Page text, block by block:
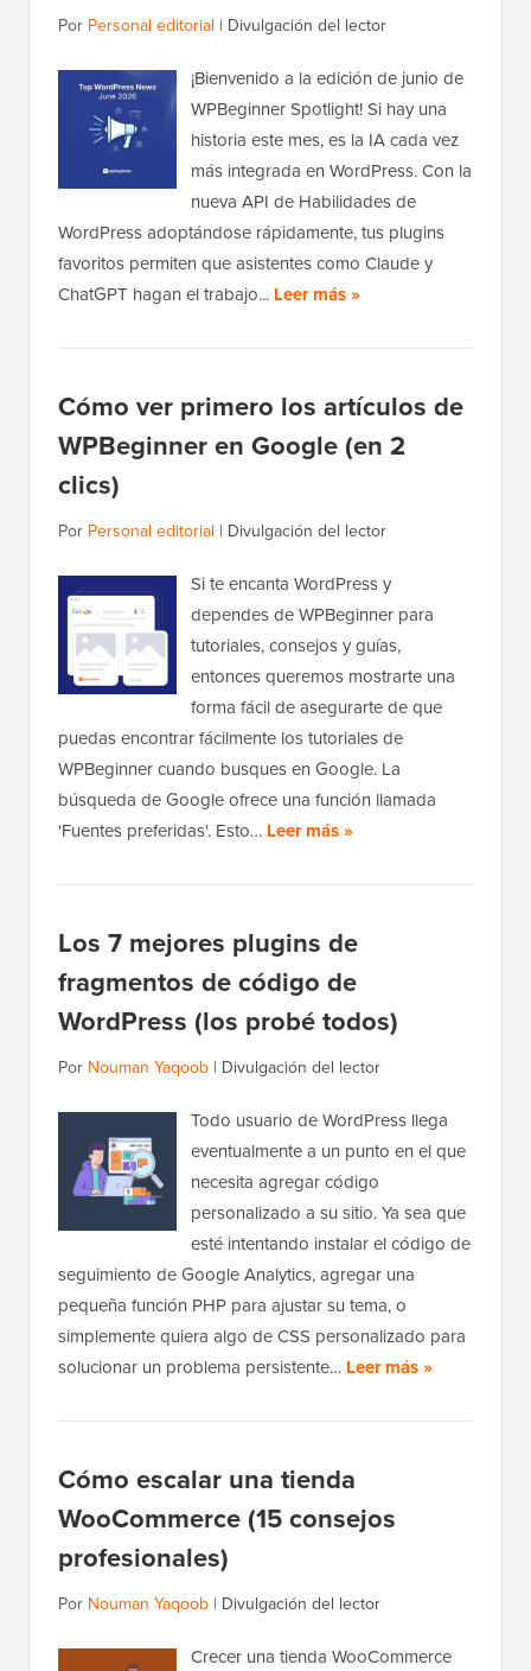
Por Personal editorial | Divulgación del lector
¡Bienvenido a la edición de junio de
WPBeginner Spotlight! Si hay una
historia este mes, es la IA cada vez
más integrada en WordPress. Con la
nueva API de Habilidades de
WordPress adoptándose rápidamente, tus plugins
favoritos permiten que asistentes como Claude y
ChatGPT hagan el trabajo... Leer más »
Cómo ver primero los artículos de
WPBeginner en Google (en 2
clics)
Por Personal editorial | Divulgación del lector
Si te encanta WordPress y
dependes de WPBeginner para
tutoriales, consejos y guías,
entonces queremos mostrarte una
forma fácil de asegurarte de que
puedas encontrar fácilmente los tutoriales de
WPBeginner cuando busques en Google. La
búsqueda de Google ofrece una función llamada
'Fuentes preferidas'. Esto… Leer más »
Los 7 mejores plugins de
fragmentos de código de
WordPress (los probé todos)
Por Nouman Yaqoob | Divulgación del lector
Todo usuario de WordPress llega
eventualmente a un punto en el que
necesita agregar código
personalizado a su sitio. Ya sea que
esté intentando instalar el código de
seguimiento de Google Analytics, agregar una
pequeña función PHP para ajustar su tema, o
simplemente quiera algo de CSS personalizado para
solucionar un problema persistente… Leer más »
Cómo escalar una tienda
WooCommerce (15 consejos
profesionales)
Por Nouman Yaqoob | Divulgación del lector
Crecer una tienda WooCommerce